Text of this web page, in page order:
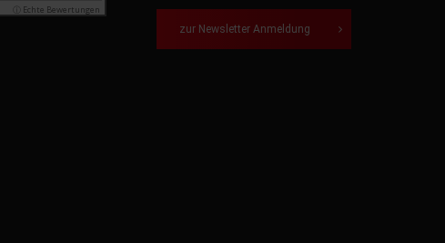
ⓘ Echte Bewertungen
zur Newsletter Anmeldung